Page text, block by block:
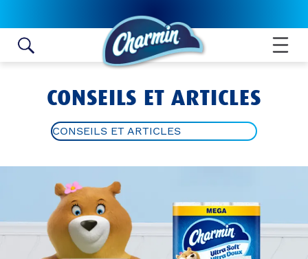
CONSEILS ET ARTICLES
CONSEILS ET ARTICLES
BAIN
HYGIÈNE DE LA SALLE DE BAIN
APPRENTISSAGE DE LA PROPRETÉ
BRICOLAGES AVEC ROULEAUX DE